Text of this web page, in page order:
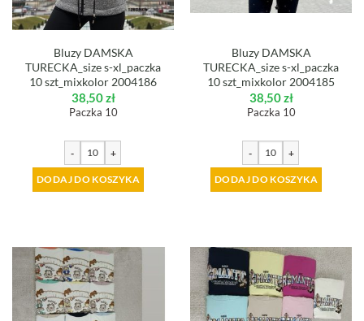
Bluzy DAMSKA
TURECKA_size s-xl_paczka
10 szt_mixkolor 2004186
38,50zł
Paczka 10
- +
DODAJ DO KOSZYKA
Bluzy DAMSKA
TURECKA_size s-xl_paczka
10 szt_mixkolor 2004185
38,50zł
Paczka 10
- +
DODAJ DO KOSZYKA